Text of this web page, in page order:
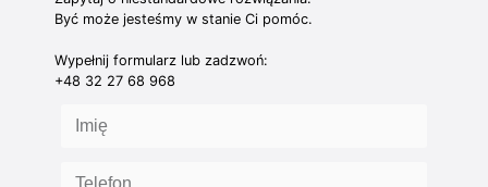
Być może jesteśmy w stanie Ci pomóc.
Wypełnij formularz lub zadzwoń:
+48 32 27 68 968